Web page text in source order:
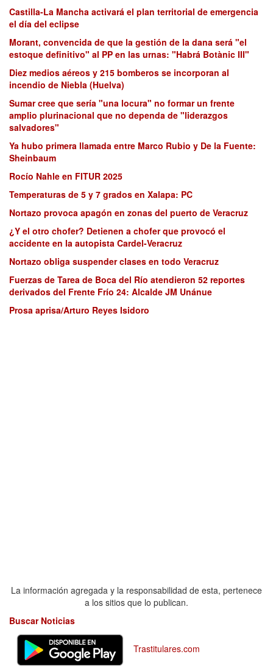
Castilla-La Mancha activará el plan territorial de emergencia
el día del eclipse
Morant, convencida de que la gestión de la dana será "el
estoque definitivo" al PP en las urnas: "Habrá Botànic III"
Diez medios aéreos y 215 bomberos se incorporan al
incendio de Niebla (Huelva)
Sumar cree que sería "una locura" no formar un frente
amplio plurinacional que no dependa de "liderazgos
salvadores"
Ya hubo primera llamada entre Marco Rubio y De la Fuente:
Sheinbaum
Rocío Nahle en FITUR 2025
Temperaturas de 5 y 7 grados en Xalapa: PC
Nortazo provoca apagón en zonas del puerto de Veracruz
¿Y el otro chofer? Detienen a chofer que provocó el
accidente en la autopista Cardel-Veracruz
Nortazo obliga suspender clases en todo Veracruz
Fuerzas de Tarea de Boca del Río atendieron 52 reportes
derivados del Frente Frío 24: Alcalde JM Unánue
Prosa aprisa/Arturo Reyes Isidoro
La información agregada y la responsabilidad de esta, pertenece
a los sitios que lo publican.
Buscar Noticias
Trastitulares.com